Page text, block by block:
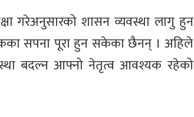
गरेअनुसारको शासन व्यवस्था लागु हुन
सपना पूरा हुन सकेका छैनन् । अहिले
बदल्न आफ्नो नेतृत्व आवश्यक रहेको